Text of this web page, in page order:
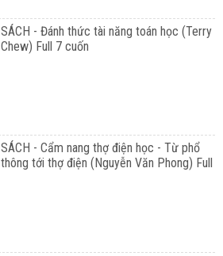
SÁCH - Đánh thức tài năng toán học (Terry
Chew) Full 7 cuốn
SÁCH - Cẩm nang thợ điện học - Từ phổ
thông tới thợ điện (Nguyễn Văn Phong) Full